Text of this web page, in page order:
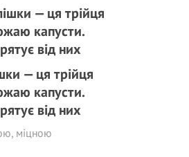
— ця трійця
капусти.
від них
міцною